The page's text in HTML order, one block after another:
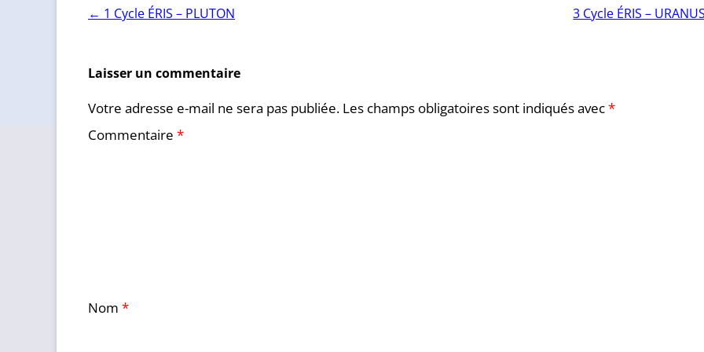
Navigation
← 1 Cycle ÉRIS – PLUTON 3 Cycle ÉRIS –
Laisser un commentaire
Votre adresse e-mail ne sera pas publiée. Les champs obligatoires sont indiqués avec*
Commentaire *
Nom *